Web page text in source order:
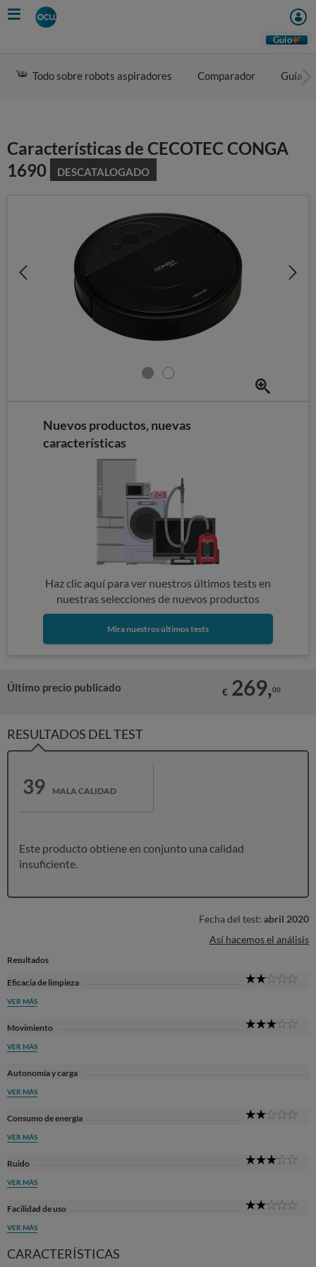
Skip
to
Guio
Todo sobre robots aspiradores Comparador Guía
Características de CECOTEC CONGA
1690
DESCATALOGADO
Nuevos productos, nuevas
características
Haz clic aquí para ver nuestros últimos tests en
nuestras selecciones de nuevos productos
Mira nuestros últimos tests
Último precio publicado € 269,00
RESULTADOS DEL TEST
39 MALA CALIDAD
Este producto obtiene en conjunto una calidad
insuficiente.
Fecha del test: abril 2020
Así hacemos el análisis
Resultados
Eficacia de limpieza
VER MÁS
Movimiento
VER MÁS
Autonomía y carga
VER MÁS
Consumo de energía
VER MÁS
Ruido
VER MÁS
Facilidad de uso
VER MÁS
CARACTERÍSTICAS